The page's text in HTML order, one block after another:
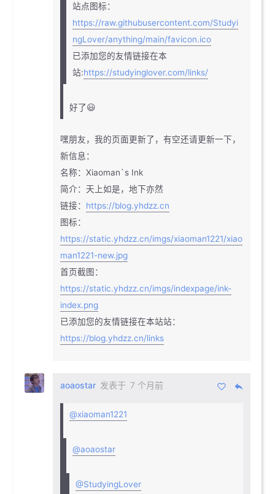
站点图标：
https://raw.githubusercontent.com/Studyi
ngLover/anything/main/favicon.ico
已添加您的友情链接在本
站:https://studyinglover.com/links/
好了😃
嘿朋友，我的页面更新了，有空还请更新一下，
新信息：
名称：Xiaoman`s Ink
简介：天上如是，地下亦然
链接： https://blog.yhdzz.cn
图标：
https://static.yhdzz.cn/imgs/xiaoman1221/xiao
man1221-new.jpg
首页截图：
https://static.yhdzz.cn/imgs/indexpage/ink-
index.png
已添加您的友情链接在本站站：
https://blog.yhdzz.cn/links
aoaostar 发表于 7 个月前
@xiaoman1221
@aoaostar
@StudyingLover